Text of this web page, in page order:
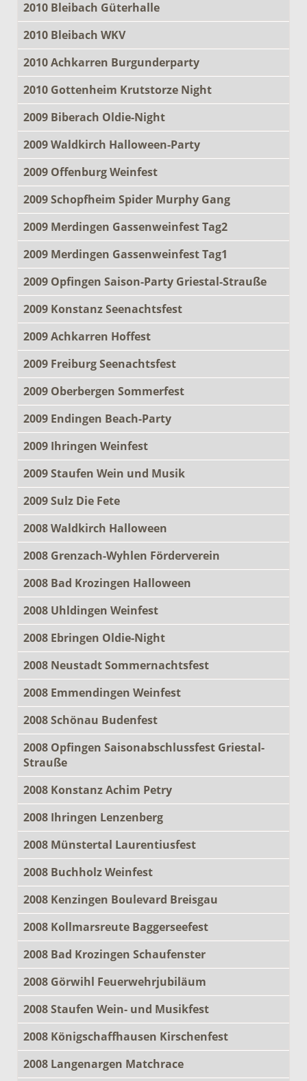
2010 Bleibach Güterhalle
2010 Bleibach WKV
2010 Achkarren Burgunderparty
2010 Gottenheim Krutstorze Night
2009 Biberach Oldie-Night
2009 Waldkirch Halloween-Party
2009 Offenburg Weinfest
2009 Schopfheim Spider Murphy Gang
2009 Merdingen Gassenweinfest Tag2
2009 Merdingen Gassenweinfest Tag1
2009 Opfingen Saison-Party Griestal-Strauße
2009 Konstanz Seenachtsfest
2009 Achkarren Hoffest
2009 Freiburg Seenachtsfest
2009 Oberbergen Sommerfest
2009 Endingen Beach-Party
2009 Ihringen Weinfest
2009 Staufen Wein und Musik
2009 Sulz Die Fete
2008 Waldkirch Halloween
2008 Grenzach-Wyhlen Förderverein
2008 Bad Krozingen Halloween
2008 Uhldingen Weinfest
2008 Ebringen Oldie-Night
2008 Neustadt Sommernachtsfest
2008 Emmendingen Weinfest
2008 Schönau Budenfest
2008 Opfingen Saisonabschlussfest Griestal-
Strauße
2008 Konstanz Achim Petry
2008 Ihringen Lenzenberg
2008 Münstertal Laurentiusfest
2008 Buchholz Weinfest
2008 Kenzingen Boulevard Breisgau
2008 Kollmarsreute Baggerseefest
2008 Bad Krozingen Schaufenster
2008 Görwihl Feuerwehrjubiläum
2008 Staufen Wein- und Musikfest
2008 Königschaffhausen Kirschenfest
2008 Langenargen Matchrace